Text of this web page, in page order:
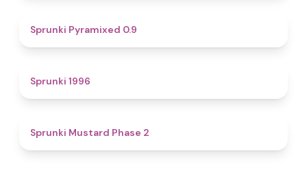
Sprunki Pyramixed 0.9
Sprunki 1996
Sprunki Mustard Phase 2